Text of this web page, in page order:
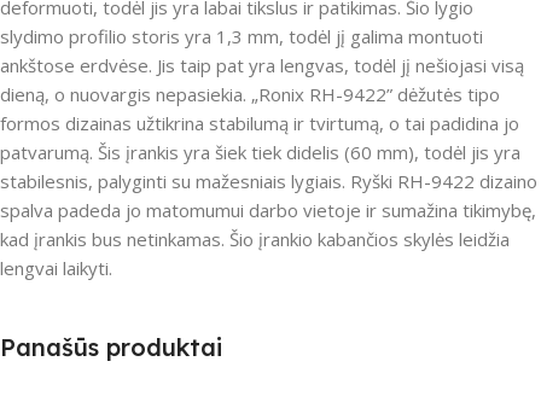
deformuoti, todėl jis yra labai tikslus ir patikimas. Šio lygio
slydimo profilio storis yra 1,3 mm, todėl jį galima montuoti
ankštose erdvėse. Jis taip pat yra lengvas, todėl jį nešiojasi visą
dieną, o nuovargis nepasiekia. „Ronix RH-9422” dėžutės tipo
formos dizainas užtikrina stabilumą ir tvirtumą, o tai padidina jo
patvarumą. Šis įrankis yra šiek tiek didelis (60 mm), todėl jis yra
stabilesnis, palyginti su mažesniais lygiais. Ryški RH-9422 dizaino
spalva padeda jo matomumui darbo vietoje ir sumažina tikimybę,
kad įrankis bus netinkamas. Šio įrankio kabančios skylės leidžia
lengvai laikyti.
Panašūs produktai